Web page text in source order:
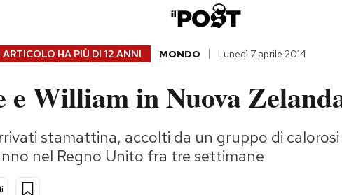
HA PIÙ DI 12 ANNI MONDO Lunedì 7 aprile 2014
e William in Nuova
stamattina, accolti da un gruppo di calorosi
nel Regno Unito fra tre settimane